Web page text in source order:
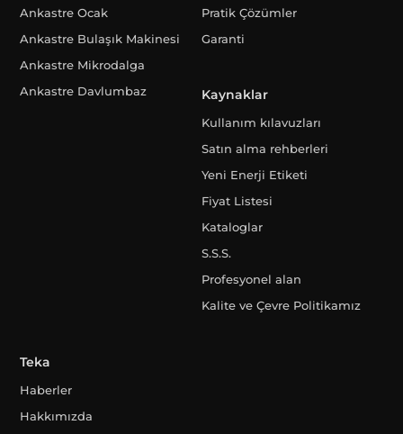
Ankastre Ocak
Ankastre Bulaşık Makinesi
Ankastre Mikrodalga
Ankastre Davlumbaz
Pratik Çözümler
Garanti
Kaynaklar
Kullanım kılavuzları
Satın alma rehberleri
Yeni Enerji Etiketi
Fiyat Listesi
Kataloglar
S.S.S.
Profesyonel alan
Kalite ve Çevre Politikamız
Teka
Haberler
Hakkımızda